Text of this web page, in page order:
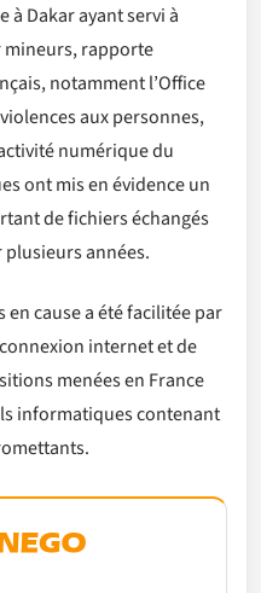
à Dakar ayant servi à
mineurs, rapporte
notamment l’Office
aux personnes,
numérique du
ont mis en évidence un
de fichiers échangés
années.
cause a été facilitée par
internet et de
menées en France
informatiques contenant